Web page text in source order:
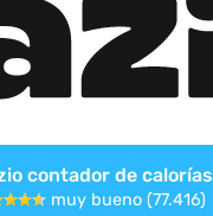
contador de calorías
muy bueno (77.416)